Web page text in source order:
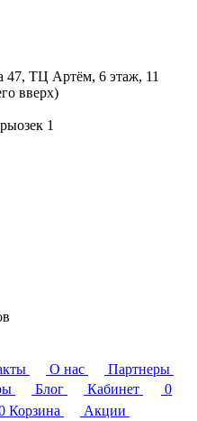
47, ТЦ Артём, 6 этаж, 11
вверх)
1
О нас
Партнеры
Блог Кабинет
0
Корзина
Акции